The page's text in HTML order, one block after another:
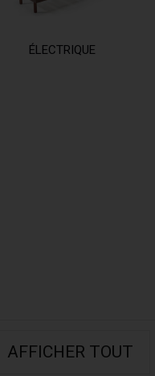
ÉLECTRIQUE
AFFICHER TOUT